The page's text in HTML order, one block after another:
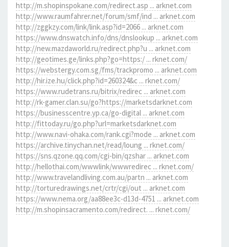
http://m.shopinspokane.com/redirect.asp ... arknet.com
http://www.raumfahrer.net/forum/smf/ind ... arknet.com
http://zggkzy.com/link/link.asp?id=2066 ... arknet.com
https://www.dnswatch.info/dns/dnslookup ... arknet.com
http://new.mazdaworld.ru/redirect.php?u ... arknet.com
http://geotimes.ge/links.php?go=https:/ ... rknet.com/
https://webstergy.com.sg/fms/trackpromo ... arknet.com
http://hir.ize.hu/click.php?id=260324&c ... rknet.com/
https://www.rudetrans.ru/bitrix/redirec ... arknet.com
http://rk-gamer.clan.su/go?https://marketsdarknet.com
https://businesscentre.yp.ca/go-digital ... arknet.com
http://fittoday.ru/go.php?url=marketsdarknet.com
http://www.navi-ohaka.com/rank.cgi?mode ... arknet.com
https://archive.tinychan.net/read/loung ... rknet.com/
https://sns.qzone.qq.com/cgi-bin/qzshar ... arknet.com
http://hellothai.com/wwwlink/wwwredirec ... rknet.com/
http://www.travelandliving.com.au/partn ... arknet.com
http://torturedrawings.net/crtr/cgi/out ... arknet.com
https://www.nema.org/aa88ee3c-d13d-4751 ... arknet.com
http://m.shopinsacramento.com/redirect. ... rknet.com/